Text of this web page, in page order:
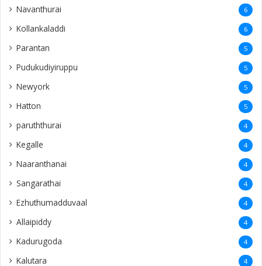
Navanthurai 6
Kollankaladdi 6
Parantan 5
Pudukudiyiruppu 5
Newyork 5
Hatton 5
paruththurai 4
Kegalle 4
Naaranthanai 4
Sangarathai 4
Ezhuthumadduvaal 4
Allaipiddy 4
Kadurugoda 4
Kalutara 4